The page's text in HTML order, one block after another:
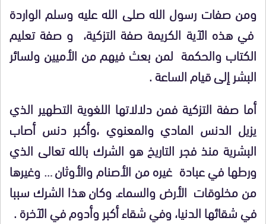
ومن صفات رسول الله صلى الله عليه وسلم الواردة
في هذه الآية الكريمة صفة التزكية، و صفة تعليم
الكتاب والحكمة لمن بعث فيهم من الأميين ولسائر
البشر إلى قيام الساعة .
أما صفة التزكية فمن دلالاتها اللغوية التطهير الذي
يزيل الدنس المادي والمعنوي ،وأكبر دنس أصاب
البشرية منذ فجر التاريخ هو الشرك بالله تعالى الذي
ورطها في عبادة غيره من الأصنام والأوثان … وغيرها
من مخلوقات الأرض والسماء. وكان هذا الشرك سببا
في شقائها الدنيا، وفي شقاء أكبر وأدوم في الآخرة .